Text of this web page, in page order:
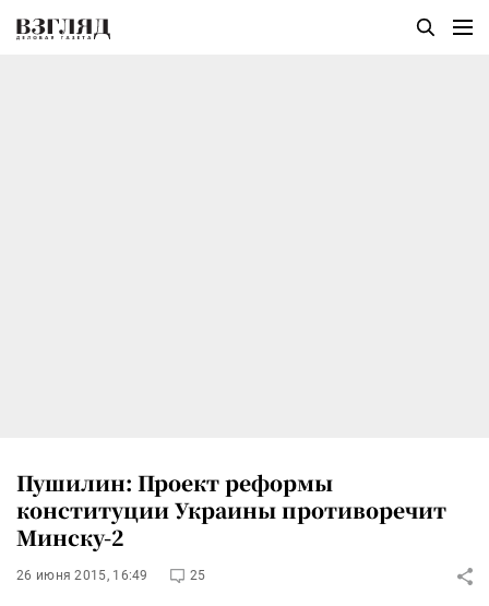
Пушилин: Проект реформы
конституции Украины противоречит
Минску-2
26 июня 2015, 16:49 25